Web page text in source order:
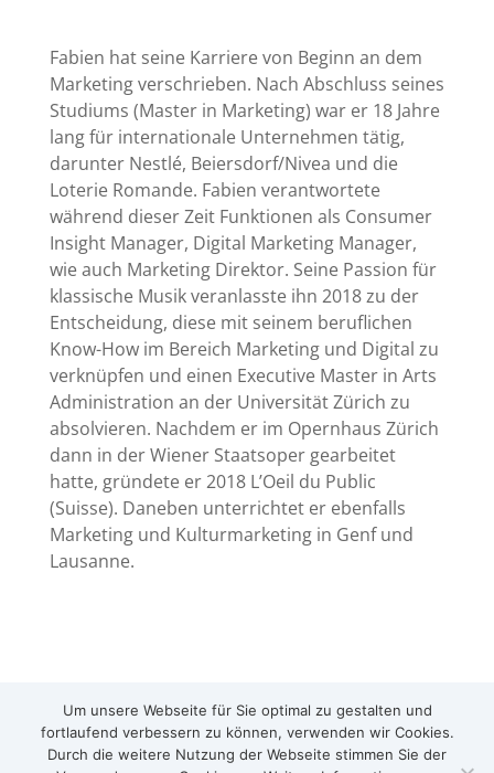
Fabien hat seine Karriere von Beginn an dem
Marketing verschrieben. Nach Abschluss seines
Studiums (Master in Marketing) war er 18 Jahre
lang für internationale Unternehmen tätig,
darunter Nestlé, Beiersdorf/Nivea und die
Loterie Romande. Fabien verantwortete
während dieser Zeit Funktionen als Consumer
Insight Manager, Digital Marketing Manager,
wie auch Marketing Direktor. Seine Passion für
klassische Musik veranlasste ihn 2018 zu der
Entscheidung, diese mit seinem beruflichen
Know-How im Bereich Marketing und Digital zu
verknüpfen und einen Executive Master in Arts
Administration an der Universität Zürich zu
absolvieren. Nachdem er im Opernhaus Zürich
dann in der Wiener Staatsoper gearbeitet
hatte, gründete er 2018 L’Oeil du Public
(Suisse). Daneben unterrichtet er ebenfalls
Marketing und Kulturmarketing in Genf und
Lausanne.
Team L’Oeil du Public
(Frankreich | Belgien)
Um unsere Webseite für Sie optimal zu gestalten und
fortlaufend verbessern zu können, verwenden wir Cookies.
Durch die weitere Nutzung der Webseite stimmen Sie der